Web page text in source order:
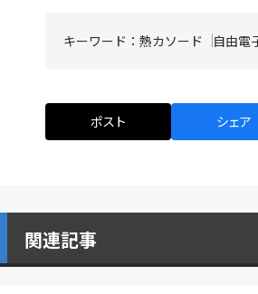
キーワード： 熱カソード 自由電
ポスト シェア
関連記事